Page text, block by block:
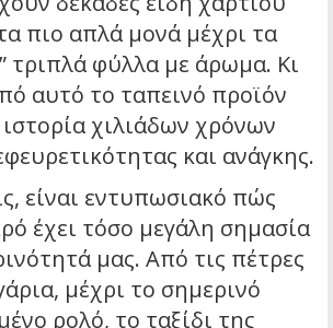
πιο απλά μονά μέχρι τα
τριπλά φύλλα με άρωμα. Κι
αυτό το ταπεινό προϊόν
χιλιάδων χρόνων
και ανάγκης.
είναι εντυπωσιακό πώς
έχει τόσο μεγάλη σημασία
μας. Από τις πέτρες
μέχρι το σημερινό
ρολό, το ταξίδι της